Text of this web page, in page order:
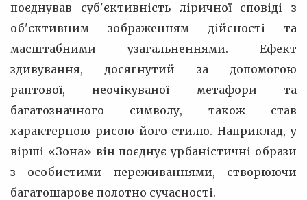
поєднував суб'єктивність ліричної сповіді з
об'єктивним зображенням дійсності та
масштабними узагальненнями. Ефект
здивування, досягнутий за допомогою
раптової, неочікуваної метафори та
багатозначного символу, також став
характерною рисою його стилю. Наприклад, у
вірші «Зона» він поєднує урбаністичні образи
з особистими переживаннями, створюючи
багатошарове полотно сучасності.